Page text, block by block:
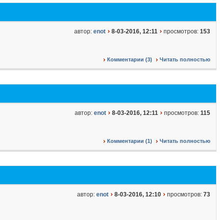
автор: enot 8-03-2016, 12:11 просмотров: 153
Комментарии (3) Читать полностью
автор: enot 8-03-2016, 12:11 просмотров: 115
Комментарии (1) Читать полностью
автор: enot 8-03-2016, 12:10 просмотров: 73